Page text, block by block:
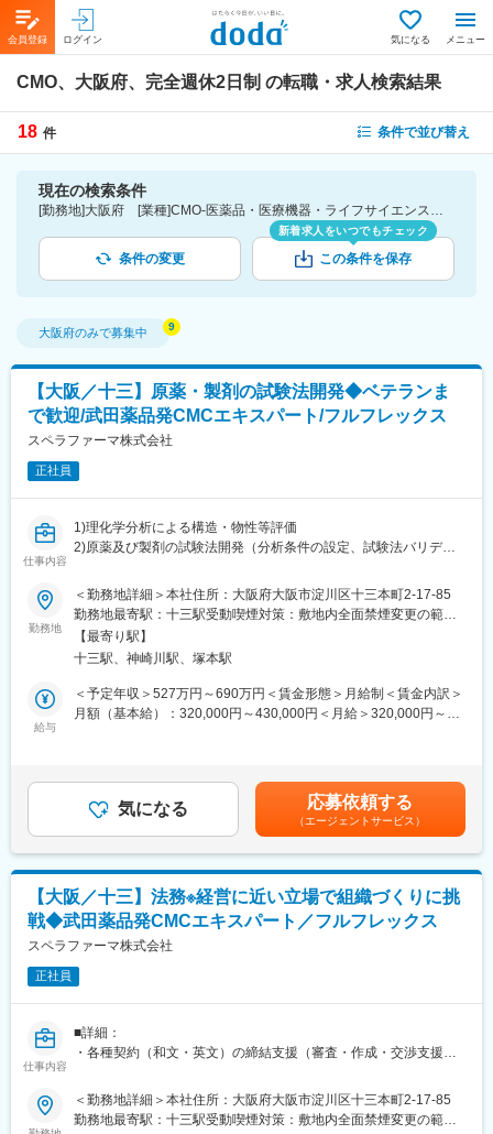
会員登録 ログイン 気になる メニュー
CMO、大阪府、完全週休2日制 の転職・求人検索結果
18 件 条件で並び替え
現在の検索条件
[勤務地]大阪府 [業種]CMO-医薬品・医療機器・ライフサイエンス・医療系サービス [こだわり条件ピックアップ]完全週休2日制 [詳細条件](休日・働き方)完全週休2日制
条件の変更
新着求人をいつでもチェック
この条件を保存
大阪府のみで募集中
【大阪／十三】原薬・製剤の試験法開発◆ベテランま
で歓迎/武田薬品発CMCエキスパート/フルフレックス
スペラファーマ株式会社
正社員
仕事内容
1)理化学分析による構造・物性等評価
2)原薬及び製剤の試験法開発（分析条件の設定、試験法バリデー
3)上記試験法によるサンプルの評価、安定性試験等
4)上記活動の各種資料作成（開発レポート、試験法、バリデーシ
ョン計画書・報告書、治験申請資料等）
5)上記活動に関連する関連部門（製造部門、営業等）との連携
6）その他上記付帯業務
■企業の特徴／魅力：
間休日126日、フレックスタイム制、充実した福利厚生など、働
きやすい環境が整っています。また、グローバルな顧客対応や試
験プロジェクトへの参加を通じて、スキルアップとキャリアアッ
変更の範囲：会社の定める業務
勤務地
＜勤務地詳細＞本社住所：大阪府大阪市淀川区十三本町2-17-85
勤務地最寄駅：十三駅受動喫煙対策：敷地内全面禁煙変更の範
囲：会社の定める事業所
【最寄り駅】
十三駅、神崎川駅、塚本駅
給与
＜予定年収＞527万円～690万円＜賃金形態＞月給制＜賃金内訳＞
月額（基本給）：320,000円～430,000円＜月給＞320,000円～
はあくまでも目安の金額であり、選考を通じて上下する可能性が
あります。月給(月額)は固定手当を含めた表記です。
気になる 応募依頼する
（エージェントサービス）
【大阪／十三】法務※経営に近い立場で組織づくりに挑
戦◆武田薬品発CMCエキスパート／フルフレックス
スペラファーマ株式会社
正社員
仕事内容
■詳細：
・各種契約（和文・英文）の締結支援（審査・作成・交渉支援な
・株主総会、取締役会に関する相談、支援
・グループ会社への法務的見地からのアドバイス、相談対応
＜勤務地詳細＞本社住所：大阪府大阪市淀川区十三本町2-17-85
勤務地最寄駅：十三駅受動喫煙対策：敷地内全面禁煙変更の範